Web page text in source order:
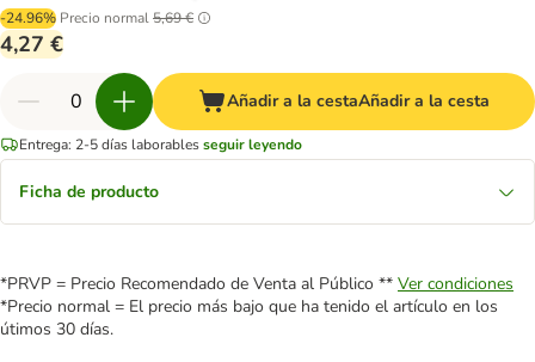
-24.96% Precio normal5,69 €
4,27 €
Añadir a la cestaAñadir a la cesta
Entrega: 2-5 días laborablesseguir leyendo
Ficha de producto
*PRVP = Precio Recomendado de Venta al Público ** Ver condiciones
*Precio normal = El precio más bajo que ha tenido el artículo en los
útimos 30 días.